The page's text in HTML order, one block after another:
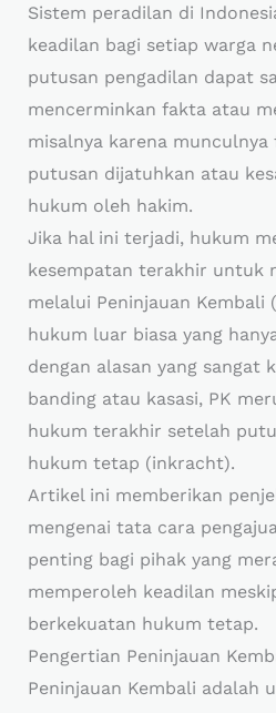
Sistem peradilan di
keadilan bagi setiap warga
putusan pengadilan dapat
mencerminkan fakta atau
misalnya karena
putusan dijatuhkan atau
hukum oleh hakim.
Jika hal ini terjadi, hukum
kesempatan terakhir untuk
melalui Peninjauan Kembali
hukum luar biasa yang
dengan alasan yang sangat
banding atau kasasi, PK
hukum terakhir setelah
hukum tetap (inkracht).
Artikel ini memberikan
mengenai tata cara
penting bagi pihak yang
memperoleh keadilan
berkekuatan hukum tetap.
Pengertian Peninjauan
Peninjauan Kembali adalah